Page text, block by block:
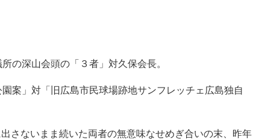
の深山会頭の「３者」対久保会長。
案」対「旧広島市民球場跡地サンフレッチェ広島独自
さないまま続いた両者の無意味なせめぎ合いの末、昨年